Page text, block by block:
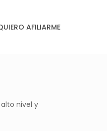
AFILIARME
nivel y